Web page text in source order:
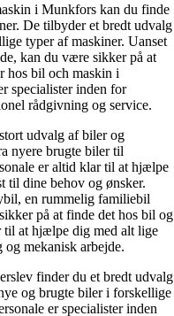
i Munkfors kan du finde
De tilbyder et bredt udvalg
typer af maskiner. Uanset
kan du være sikker på at
hos bil och maskin i
specialister inden for
rådgivning og service.
udvalg af biler og
nyere brugte biler til
er altid klar til at hjælpe
til dine behov og ønsker.
en rummelig familiebil
på at finde det hos bil og
til at hjælpe dig med alt lige
mekanisk arbejde.
finder du et bredt udvalg
og brugte biler i forskellige
er specialister inden